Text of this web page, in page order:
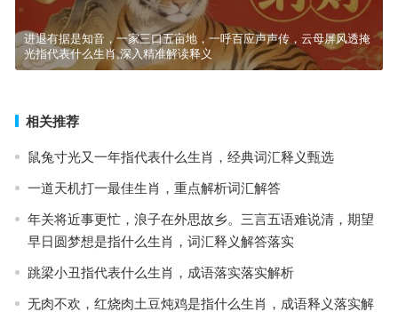
进退有据是知音，一家三口五亩地，一呼百应声声传，云母屏风透掩
光指代表什么生肖,深入精准解读释义
相关推荐
鼠兔寸光又一年指代表什么生肖，经典词汇释义甄选
一道天机打一最佳生肖，重点解析词汇解答
年关将近事更忙，浪子在外思故乡。三言五语难说清，期望
早日圆梦想是指什么生肖，词汇释义解答落实
跳梁小丑指代表什么生肖，成语落实落实解析
无肉不欢，红烧肉土豆炖鸡是指什么生肖，成语释义落实解